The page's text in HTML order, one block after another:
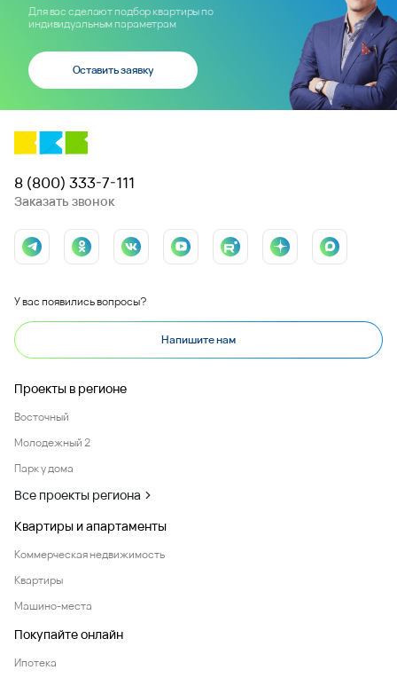
Для вас сделают подбор квартиры по
индивидуальным параметрам
Оставить заявку
8 (800) 333-7-111
Заказать звонок
У вас появились вопросы?
Напишите нам
Проекты в регионе
Восточный
Молодежный 2
Парк у дома
Все проекты региона
Квартиры и апартаменты
Коммерческая недвижимость
Квартиры
Машино-места
Покупайте онлайн
Ипотека